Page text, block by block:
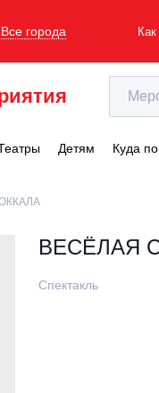
Все города Как
Детям Куда
ВЕСЁЛАЯ
Спектакль